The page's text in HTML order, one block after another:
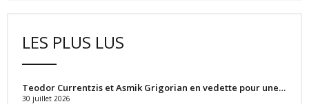
LES PLUS LUS
Teodor Currentzis et Asmik Grigorian en vedette pour une…
30 juillet 2026